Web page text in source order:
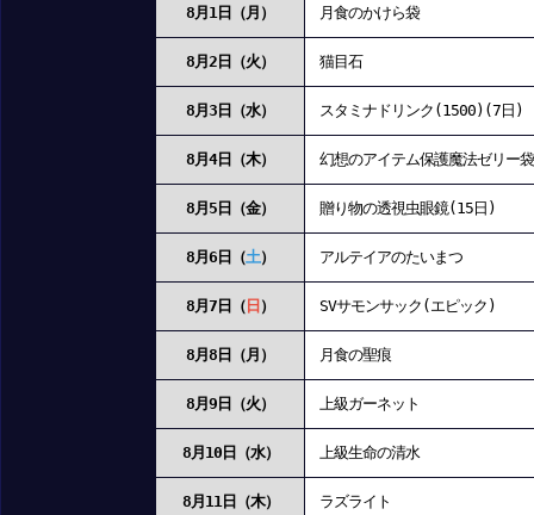
8月1日（月） 月食のかけら袋
8月2日（火） 猫目石
8月3日（水） スタミナドリンク(1500)(7日)
8月4日（木） 幻想のアイテム保護魔法ゼリー
8月5日（金） 贈り物の透視虫眼鏡(15日)
8月6日（土） アルテイアのたいまつ
8月7日（ 日 ） SVサモンサック(エピック)
8月8日（月） 月食の聖痕
8月9日（火） 上級ガーネット
8月10日（水） 上級生命の清水
8月11日（木） ラズライト